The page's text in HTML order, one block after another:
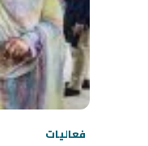
فعاليات